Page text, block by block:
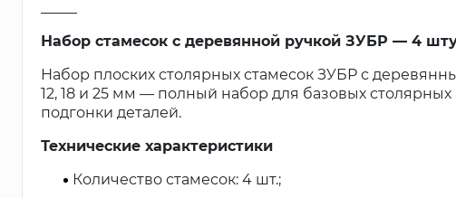
Набор стамесок с деревянной ручкой ЗУБР — 4
Набор плоских столярных стамесок ЗУБР с
12, 18 и 25 мм — полный набор для базовых
подгонки деталей.
Технические характеристики
Количество стамесок: 4 шт.;